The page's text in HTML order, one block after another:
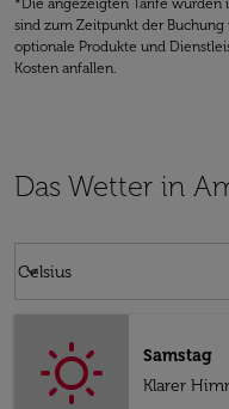
*Die angezeigten Tarife wurden
sind zum Zeitpunkt der
optionale Produkte und
Kosten anfallen.
Das Wetter in
Celsius
keyboard_arrow_down
Samstag
Klarer